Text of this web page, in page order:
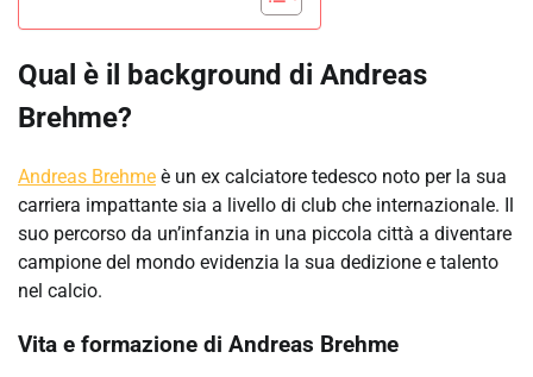
Qual è il background di Andreas
Brehme?
Andreas Brehme è un ex calciatore tedesco noto per la sua
carriera impattante sia a livello di club che internazionale. Il
suo percorso da un’infanzia in una piccola città a diventare
campione del mondo evidenzia la sua dedizione e talento
nel calcio.
Vita e formazione di Andreas Brehme